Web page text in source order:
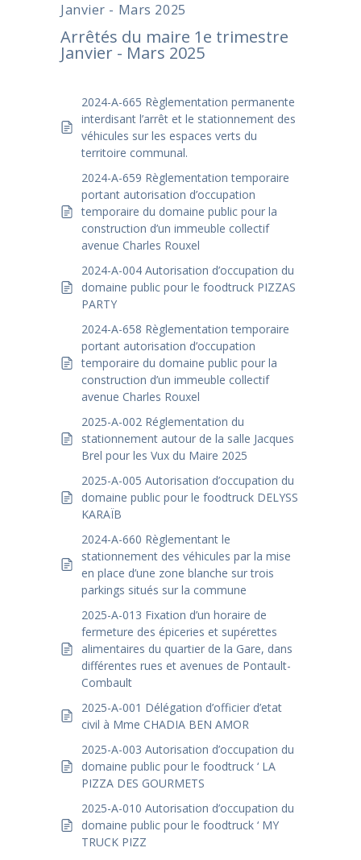
Janvier - Mars 2025
Arrêtés du maire 1e trimestre
Janvier - Mars 2025
2024-A-665 Règlementation permanente
interdisant l’arrêt et le stationnement des
véhicules sur les espaces verts du
territoire communal.
2024-A-659 Règlementation temporaire
portant autorisation d’occupation
temporaire du domaine public pour la
construction d’un immeuble collectif
avenue Charles Rouxel
2024-A-004 Autorisation d’occupation du
domaine public pour le foodtruck PIZZAS
PARTY
2024-A-658 Règlementation temporaire
portant autorisation d’occupation
temporaire du domaine public pour la
construction d’un immeuble collectif
avenue Charles Rouxel
2025-A-002 Réglementation du
stationnement autour de la salle Jacques
Brel pour les Vux du Maire 2025
2025-A-005 Autorisation d’occupation du
domaine public pour le foodtruck DELYSS
KARAÏB
2024-A-660 Règlementant le
stationnement des véhicules par la mise
en place d’une zone blanche sur trois
parkings situés sur la commune
2025-A-013 Fixation d’un horaire de
fermeture des épiceries et supérettes
alimentaires du quartier de la Gare, dans
différentes rues et avenues de Pontault-
Combault
2025-A-001 Délégation d’officier d’etat
civil à Mme CHADIA BEN AMOR
2025-A-003 Autorisation d’occupation du
domaine public pour le foodtruck ‘ LA
PIZZA DES GOURMETS
2025-A-010 Autorisation d’occupation du
domaine public pour le foodtruck ‘ MY
TRUCK PIZZ